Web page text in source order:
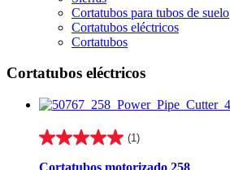
Cortatubos para tubos de suelo
Cortatubos eléctricos
Cortatubos
Cortatubos eléctricos
(1)
5.0